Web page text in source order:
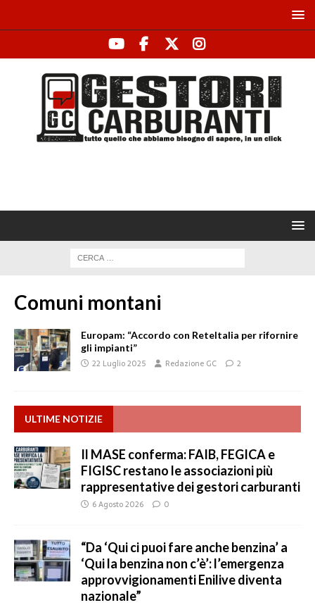
Comuni montani
Europam: “Accordo con ReteItalia per rifornire
gli impianti”
22 Luglio 2025 Redazione GC 2
ULTIME NOTIZIE
Il MASE conferma: FAIB, FEGICA e
FIGISC restano le associazioni più
rappresentative dei gestori carburanti
6 Agosto 2026 0
“Da ‘Qui ci puoi fare anche benzina’ a
‘Qui la benzina non c’è’: l’emergenza
approvvigionamenti Enilive diventa
nazionale”